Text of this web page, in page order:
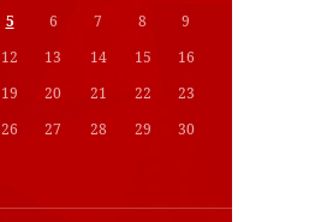
5 6 7 8
9
12 13 14 15
16
19 20 21 22
23
26 27 28 29
30